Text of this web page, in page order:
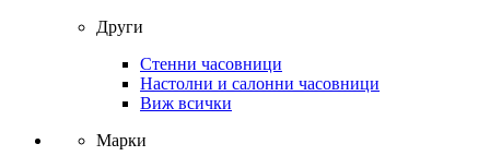
Други
Стенни часовници
Настолни и салонни часовници
Виж всички
Марки